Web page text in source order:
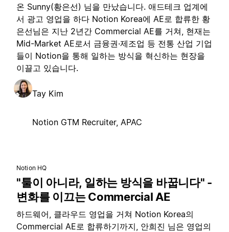
온 Sunny(황은선) 님을 만났습니다. 애드테크 업계에
서 광고 영업을 하다 Notion Korea에 AE로 합류한 황
은선님은 지난 2년간 Commercial AE를 거쳐, 현재는
Mid-Market AE로서 금융권·제조업 등 전통 산업 기업
들이 Notion을 통해 일하는 방식을 혁신하는 현장을
이끌고 있습니다.
Tay Kim
Notion GTM Recruiter, APAC
Notion HQ
"툴이 아니라, 일하는 방식을 바꿉니다" -
변화를 이끄는 Commercial AE
하드웨어, 클라우드 영업을 거쳐 Notion Korea의
Commercial AE로 합류하기까지, 안희진 님은 영업의